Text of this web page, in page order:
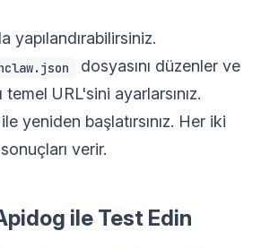
yapılandırabilirsiniz.
dosyasını düzenler ve
temel URL'sini ayarlarsınız.
ile yeniden başlatırsınız. Her iki
verir.
ile Test Edin